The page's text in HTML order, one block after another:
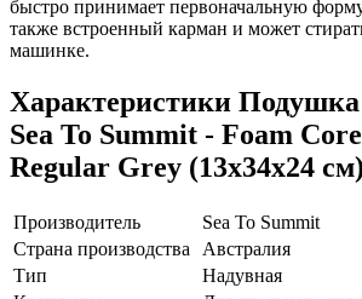
быстро принимает первоначальную
также встроенный карман и может
машинке.
Характеристики Подушка
Sea To Summit - Foam
Regular Grey (13x34x24 см)
Производитель
Sea To Summit
Страна производства
Австралия
Тип
Надувная